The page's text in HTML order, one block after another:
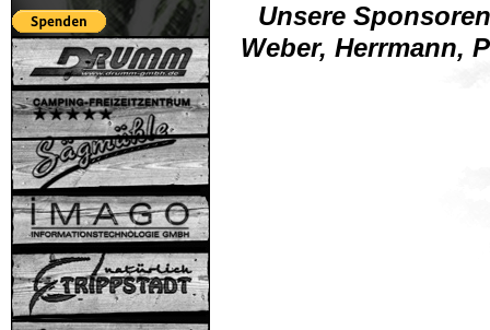
Unsere
Weber, Herrmann,